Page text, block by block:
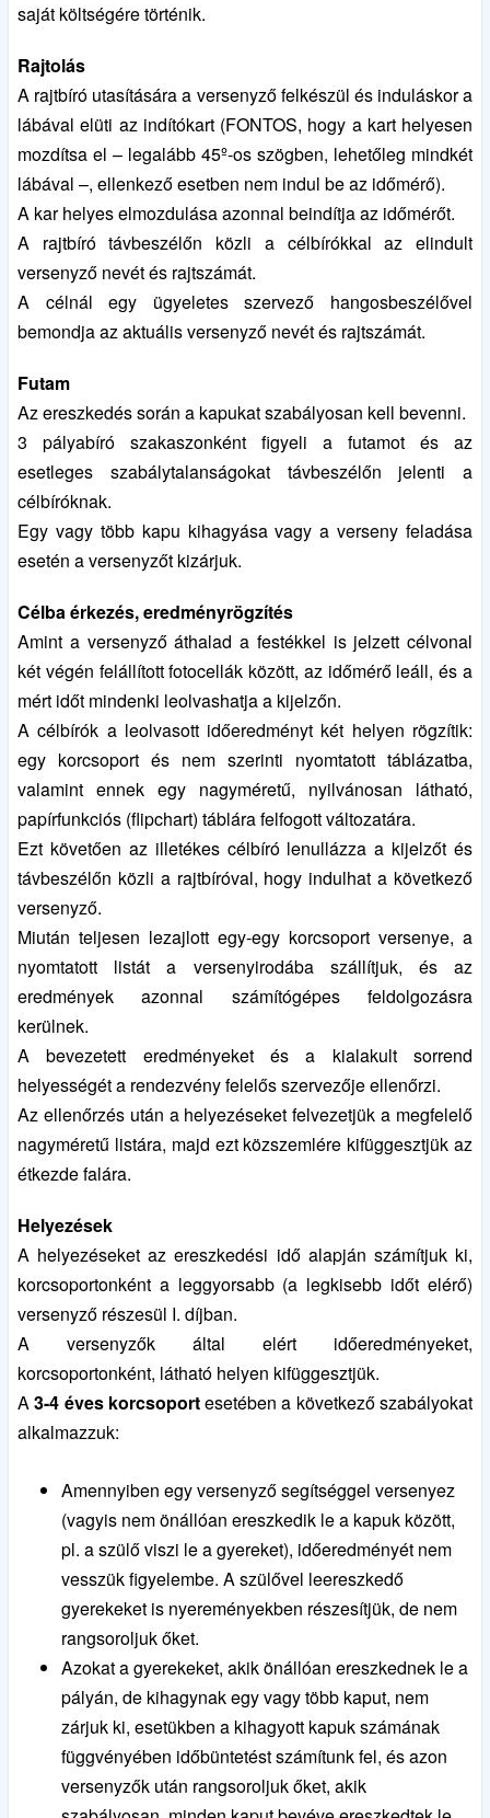
saját költségére történik.
Rajtolás
A rajtbíró utasítására a versenyző felkészül és induláskor a
lábával elüti az indítókart (FONTOS, hogy a kart helyesen
mozdítsa el – legalább 45º-os szögben, lehetőleg mindkét
lábával –, ellenkező esetben nem indul be az időmérő).
A kar helyes elmozdulása azonnal beindítja az időmérőt.
A rajtbíró távbeszélőn közli a célbírókkal az elindult
versenyző nevét és rajtszámát.
A célnál egy ügyeletes szervező hangosbeszélővel
bemondja az aktuális versenyző nevét és rajtszámát.
Futam
Az ereszkedés során a kapukat szabályosan kell bevenni.
3 pályabíró szakaszonként figyeli a futamot és az
esetleges szabálytalanságokat távbeszélőn jelenti a
célbíróknak.
Egy vagy több kapu kihagyása vagy a verseny feladása
esetén a versenyzőt kizárjuk.
Célba érkezés, eredményrögzítés
Amint a versenyző áthalad a festékkel is jelzett célvonal
két végén felállított fotocellák között, az időmérő leáll, és a
mért időt mindenki leolvashatja a kijelzőn.
A célbírók a leolvasott időeredményt két helyen rögzítik:
egy korcsoport és nem szerinti nyomtatott táblázatba,
valamint ennek egy nagyméretű, nyilvánosan látható,
papírfunkciós (flipchart) táblára felfogott változatára.
Ezt követően az illetékes célbíró lenullázza a kijelzőt és
távbeszélőn közli a rajtbíróval, hogy indulhat a következő
versenyző.
Miután teljesen lezajlott egy-egy korcsoport versenye, a
nyomtatott listát a versenyirodába szállítjuk, és az
eredmények azonnal számítógépes feldolgozásra
kerülnek.
A bevezetett eredményeket és a kialakult sorrend
helyességét a rendezvény felelős szervezője ellenőrzi.
Az ellenőrzés után a helyezéseket felvezetjük a megfelelő
nagyméretű listára, majd ezt közszemlére kifüggesztjük az
étkezde falára.
Helyezések
A helyezéseket az ereszkedési idő alapján számítjuk ki,
korcsoportonként a leggyorsabb (a legkisebb időt elérő)
versenyző részesül I. díjban.
A versenyzők által elért időeredményeket,
korcsoportonként, látható helyen kifüggesztjük.
A3-4 éves korcsoportesetében a következő szabályokat
alkalmazzuk:
Amennyiben egy versenyző segítséggel versenyez
(vagyis nem önállóan ereszkedik le a kapuk között,
pl. a szülő viszi le a gyereket), időeredményét nem
vesszük figyelembe. A szülővel leereszkedő
gyerekeket is nyereményekben részesítjük, de nem
rangsoroljuk őket.
Azokat a gyerekeket, akik önállóan ereszkednek le a
pályán, de kihagynak egy vagy több kaput, nem
zárjuk ki, esetükben a kihagyott kapuk számának
függvényében időbüntetést számítunk fel, és azon
versenyzők után rangsoroljuk őket, akik